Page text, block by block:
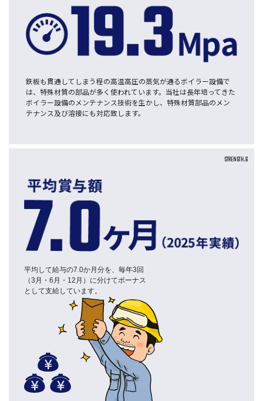
鉄板も貫通してしまう程の高温高圧の蒸気が通るボイラー設備で
は、特殊材質の部品が多く使われています。当社は長年培ってきた
ボイラー設備のメンテナンス技術を生かし、特殊材質部品のメン
テナンス及び溶接にも対応致します。
STRENGTH.6
平均して給与の7.0か月分を、毎年3回
（3月・6月・12月）に分けてボーナス
として支給しています。